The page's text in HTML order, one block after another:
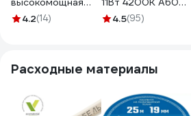
PLED-HP-T100
2700лм
1038913A
4.2(14)
900Лм G-E27-11-
4.5(95)
Расходные материалы